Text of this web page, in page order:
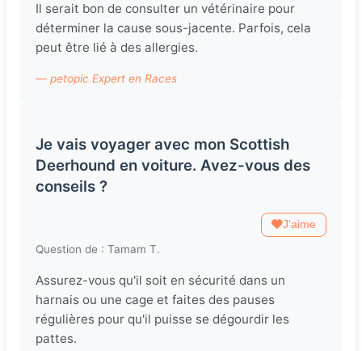
Il serait bon de consulter un vétérinaire pour
déterminer la cause sous-jacente. Parfois, cela
peut être lié à des allergies.
— petopic Expert en Races
Je vais voyager avec mon Scottish
Deerhound en voiture. Avez-vous des
conseils ?
J'aime
Question de : Tamam T.
Assurez-vous qu'il soit en sécurité dans un
harnais ou une cage et faites des pauses
régulières pour qu'il puisse se dégourdir les
pattes.